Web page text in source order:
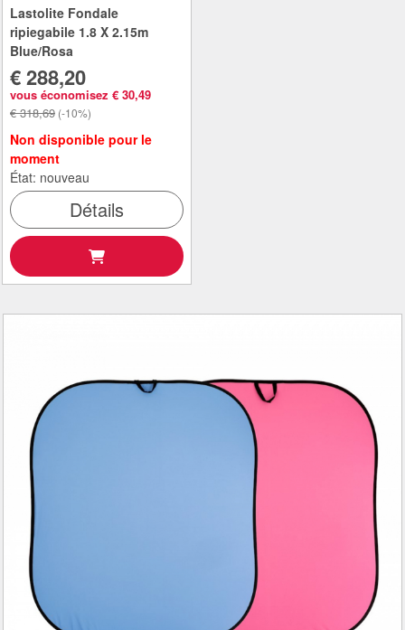
Lastolite Fondale
ripiegabile 1.8 X 2.15m
Blue/Rosa
€ 288,20
vous économisez € 30,49
€ 318,69 (-10%)
Non disponible pour le
moment
État: nouveau
Détails